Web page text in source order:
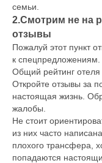
семьи.
2.Смотрим не на
отзывы
Пожалуй этот пункт
к спецпредложениям.
Общий рейтинг
Откройте отзывы за
настоящая жизнь.
жалобы.
Не стоит
из них часто
плохого трансфера,
попадаются